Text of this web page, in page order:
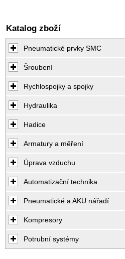
Katalog zboží
Pneumatické prvky SMC
Šroubení
Rychlospojky a spojky
Hydraulika
Hadice
Armatury a měření
Úprava vzduchu
Automatizační technika
Pneumatické a AKU nářadí
Kompresory
Potrubní systémy